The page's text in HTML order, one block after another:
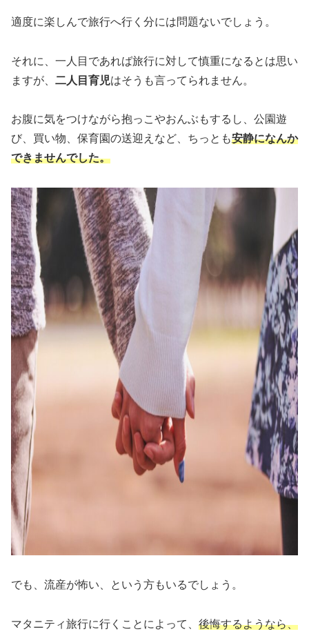
適度に楽しんで旅行へ行く分には問題ないでしょう。
それに、一人目であれば旅行に対して慎重になるとは思い
ますが、 二人目育児はそうも言ってられません。
お腹に気をつけながら抱っこやおんぶもするし、公園遊
び、買い物、保育園の送迎えなど、ちっとも安静になんか
できませんでした。
でも、流産が怖い、という方もいるでしょう。
マタニティ旅行に行くことによって、 後悔するようなら、